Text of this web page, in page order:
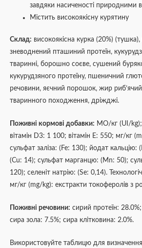
завдяки насиченості природними
Містить високоякісну курятину
Склад: високоякісна курка (20%)
зневоднений пташиний протеїн,
тваринні, борошно соєве, сушений
кукурудзяного протеїну, пшеничний
речовини, яєчний порошок, жир риб’ячий,
тваринного походження, дріжджі.
Поживні кормові добавки: МО/кг (UI/kg);
вітамін D3: 1 100; вітамін E: 550; мг/кг
сульфат заліза: (Fe: 130); йодат кальцію:
(Cu: 14); сульфат марганцю: (Mn: 50);
120); селеніт натрію: (Se: 0,14).
мг/кг (mg/kg): екстракти токоферолів з
Поживні речовини: сирий протеїн:
сира зола: 7.5%; сира клітковина: 2.0%.
Використовуйте таблицю для